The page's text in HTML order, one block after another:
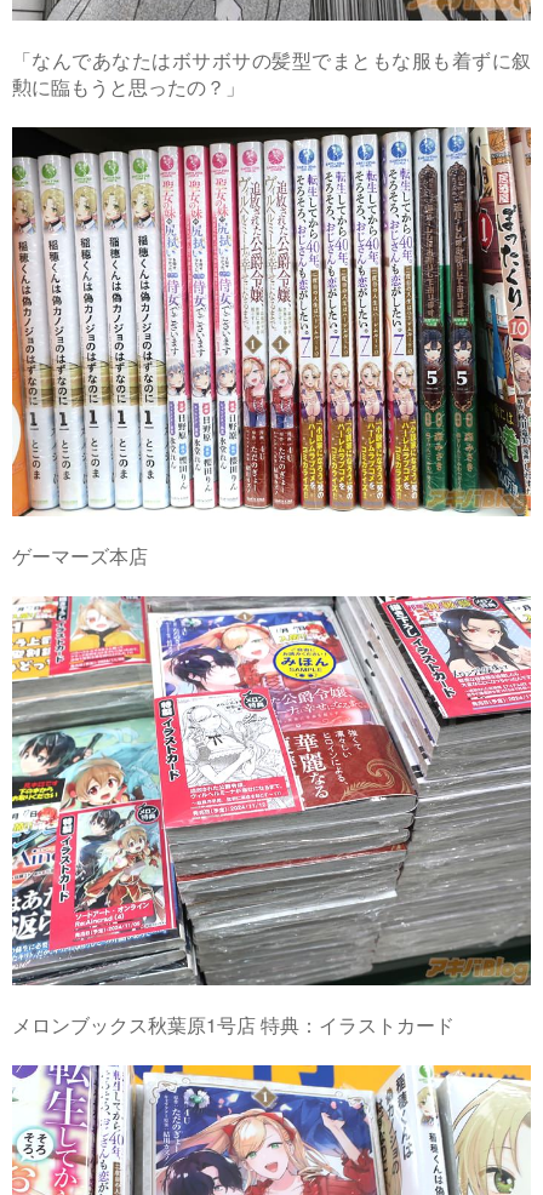
「なんであなたはボサボサの髪型でまともな服も着ずに叙
勲に臨もうと思ったの？」
ゲーマーズ本店
メロンブックス秋葉原1号店 特典：イラストカード